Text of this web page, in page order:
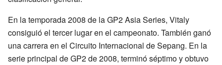
En la temporada 2008 de la GP2 Asia Series, Vitaly
consiguió el tercer lugar en el campeonato. También ganó
una carrera en el Circuito Internacional de Sepang. En la
serie principal de GP2 de 2008, terminó séptimo y obtuvo